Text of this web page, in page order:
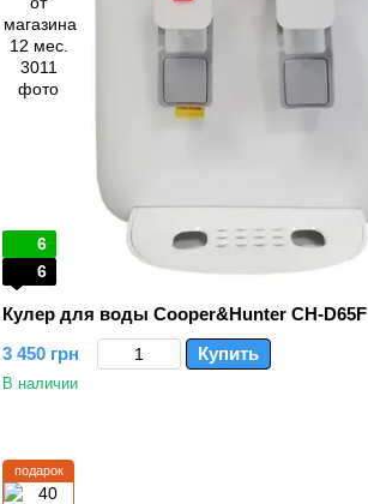
6
6
Кулер для воды Cooper&Hunter CH-D65F
3 450 грн
Купить
В наличии
подарок